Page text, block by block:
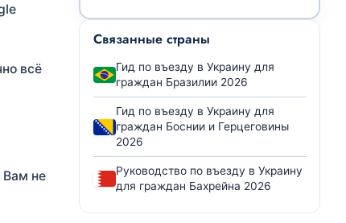
всё
Вам не
Связанные страны
Гид по въезду в Украину для
граждан Бразилии 2026
Гид по въезду в Украину для
граждан Боснии и Герцеговины
2026
Руководство по въезду в Украину
для граждан Бахрейна 2026